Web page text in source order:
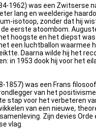
1962) was een Zwitserse
lang en weelderige
isotoop, zonder dat hij
eerste atoombom.
hoogste en het diepst
een luchtballon waarmee
Daarna wilde hij het
in 1953 dook hij voor het
1857) was een Frans
van het
stap voor het verbeteren
van een nieuwe,
Zijn devies Orde
vlag.